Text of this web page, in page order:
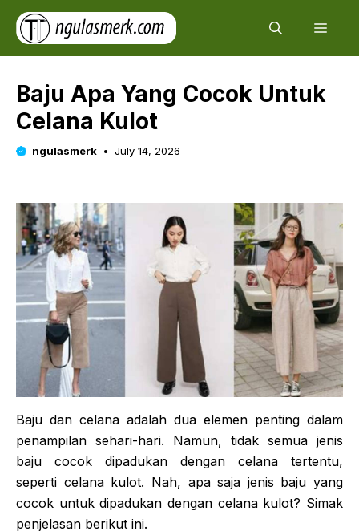
Skip
content
Baju Apa Yang Cocok Untuk
Celana Kulot
ngulasmerk July 14, 2026
Baju dan celana adalah dua elemen penting dalam
penampilan sehari-hari. Namun, tidak semua jenis
baju cocok dipadukan dengan celana tertentu,
seperti celana kulot. Nah, apa saja jenis baju yang
cocok untuk dipadukan dengan celana kulot? Simak
penjelasan berikut ini.